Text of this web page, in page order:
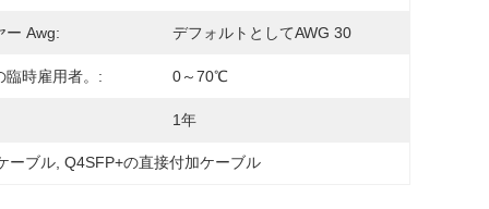
ー Awg: デフォルトとしてAWG 30
臨時雇用者。: 0～70℃
1年
ーブル , Q4SFP+の直接付加ケーブル